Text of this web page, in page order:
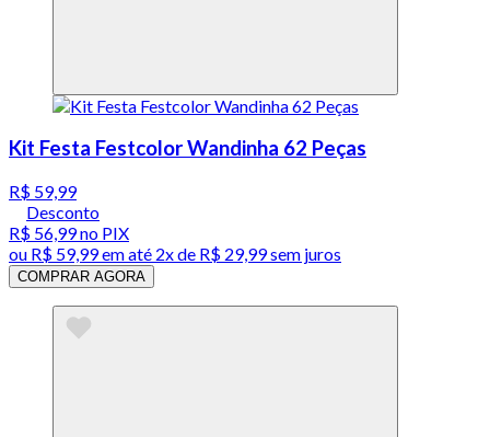
Kit Festa Festcolor Wandinha 62 Peças
R$ 59,99
Desconto
R$ 56,99no PIX
ou R$ 59,99em até 2x de R$ 29,99 sem juros
COMPRAR AGORA